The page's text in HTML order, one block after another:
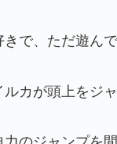
で、ただ遊ん
カが頭上をジ